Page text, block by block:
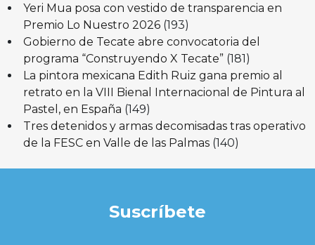
Yeri Mua posa con vestido de transparencia en
Premio Lo Nuestro 2026 (193)
Gobierno de Tecate abre convocatoria del
programa “Construyendo X Tecate” (181)
La pintora mexicana Edith Ruiz gana premio al
retrato en la VIII Bienal Internacional de Pintura al
Pastel, en España (149)
Tres detenidos y armas decomisadas tras operativo
de la FESC en Valle de las Palmas (140)
Suscríbete